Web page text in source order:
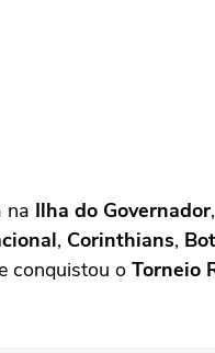
na Ilha do Governador
, Corinthians,
conquistou o Torneio